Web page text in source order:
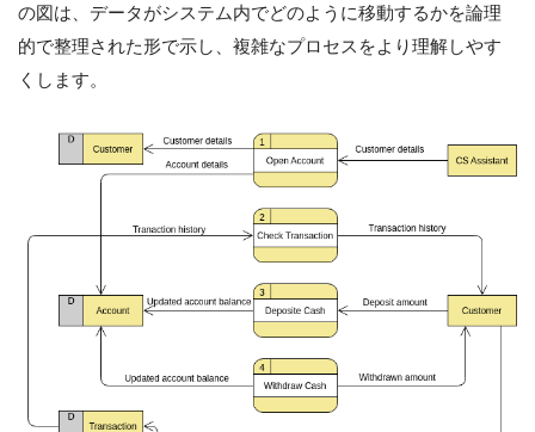
の図は、データがシステム内でどのように移動するかを論理
的で整理された形で示し、複雑なプロセスをより理解しやす
くします。